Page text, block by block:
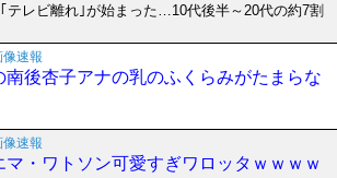
テレビ離れ｣が始まった…10代後半～20代の約7割
像速報
南後杏子アナの乳のふくらみがたまらな
像速報
マ・ワトソン可愛すぎワロッタｗｗｗｗ